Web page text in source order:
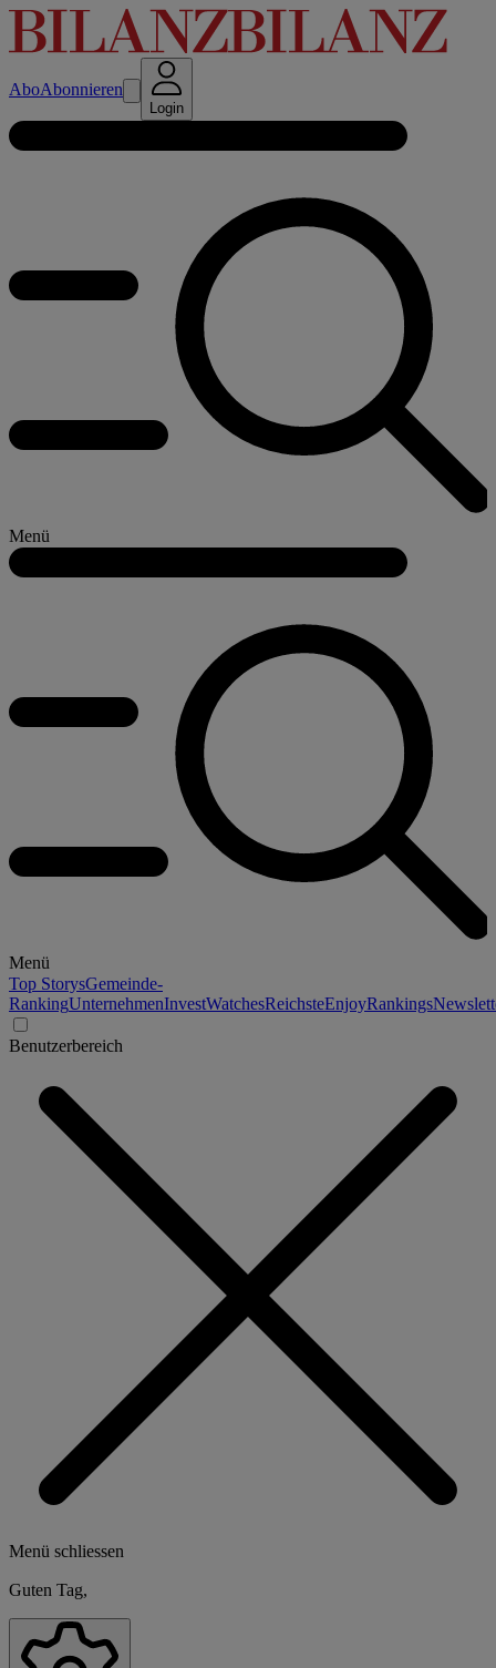
AboAbonnieren
Login
Menü
Menü
Top StorysGemeinde-
RankingUnternehmenInvestWatchesReichsteEnjoyRankings
Benutzerbereich
Menü schliessen
Guten Tag,